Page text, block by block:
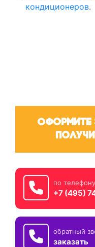
кондиционеров.
Оформите
по телефону
+7 (495)
обратный
заказать